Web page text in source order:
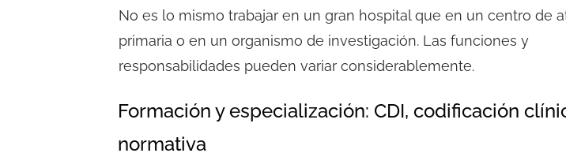
No es lo mismo trabajar en un gran hospital que en un centro de
primaria o en un organismo de investigación. Las funciones y
responsabilidades pueden variar considerablemente.
Formación y especialización: CDI, codificación
normativa